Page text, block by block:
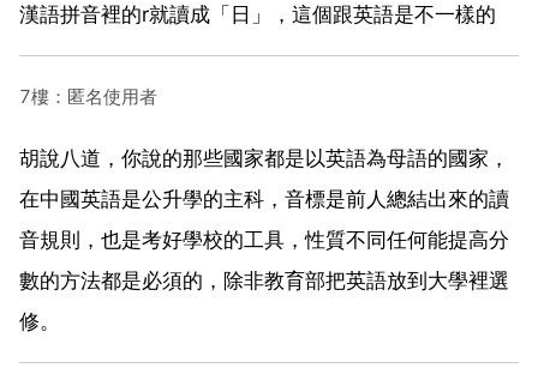
漢語拼音裡的r就讀成「日」，這個跟英語是不一樣的
7樓：匿名使用者
胡說八道，你說的那些國家都是以英語為母語的國家，
在中國英語是公升學的主科，音標是前人總結出來的讀
音規則，也是考好學校的工具，性質不同任何能提高分
數的方法都是必須的，除非教育部把英語放到大學裡選
修。